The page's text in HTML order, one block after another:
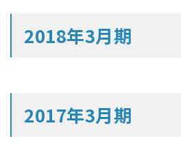
2018年3月期
2017年3月期